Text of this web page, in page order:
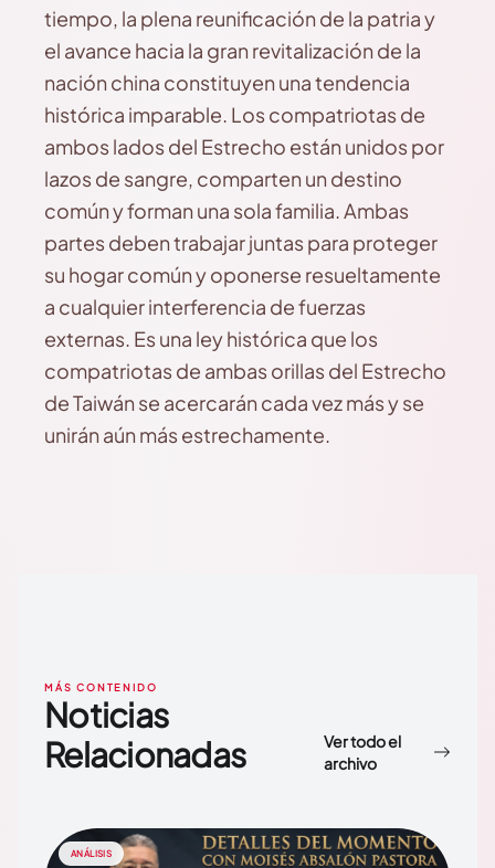
tiempo, la plena reunificación de la patria y
el avance hacia la gran revitalización de la
nación china constituyen una tendencia
histórica imparable. Los compatriotas de
ambos lados del Estrecho están unidos por
lazos de sangre, comparten un destino
común y forman una sola familia. Ambas
partes deben trabajar juntas para proteger
su hogar común y oponerse resueltamente
a cualquier interferencia de fuerzas
externas. Es una ley histórica que los
compatriotas de ambas orillas del Estrecho
de Taiwán se acercarán cada vez más y se
unirán aún más estrechamente.
MÁS CONTENIDO
Noticias
Relacionadas
Ver todo el
archivo
ANÁLISIS